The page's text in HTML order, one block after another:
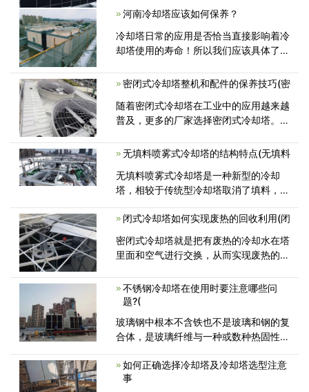
闭式冷却塔方案：相对维修方案前期投入
略高，但整体更换不论是施工周期，还是
由<
河南冷却塔应该如何保养？
冷却塔日常的应用是否恰当直接影响着冷
却塔使用的寿命！所以我们应该具体了解
题。一、备件管理：（1）考虑备件，备
完整的，可<
密闭式冷却塔整机和配件的保养技巧(密
随着密闭式冷却塔在工业中的应用越来越
普及，更多的厂家选择密闭式冷却塔。但
是整机会出现老化的现象。那么为什么会
无填料喷雾式冷却塔的结构特点(无填料
无填料喷雾式冷却塔是一种新型的冷却
塔，相较于传统型冷却塔取消了填料，采
雾滴，增大了传热面积，改善了冷却效
果，降低了运行及维护成本。下面为大家
介绍<
闭式冷却塔如何实现废热的回收利用(闭
密闭式冷却塔就是把有废热的冷却水在塔
里面和空气进行交换，从而实现废热的传
可以实现废热的回收利用，具体是如何实
现的？接下来就和大家分享一下。 <
不锈钢冷却塔在使用时要注意哪些问
题?(
玻璃钢中根本不含铁也不是玻璃和钢的复
合体，是玻璃纤维与一种或数种热固性或
如何正确选择冷却塔及冷却塔选型注意
事